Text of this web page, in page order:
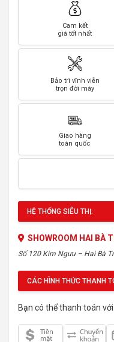
Cam kết
giá tốt nhất
Bảo trì vĩnh viễn
trọn đời máy
Giao hàng
toàn quốc
HỆ THỐNG SIÊU THỊ:
SHOWROOM HAI BÀ
Số 120 Kim Ngưu – Hai Bà
CÁC HÌNH THỨC THANH
Bạn có thể thanh toán với